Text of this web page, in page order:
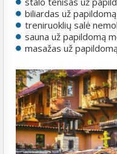
biliardas už
treniruoklių salė
sauna už papildomą
masažas už